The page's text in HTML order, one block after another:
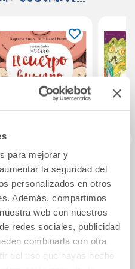
para mejorar y
la seguridad del
personalizados en otros
Además, compartimos
web con nuestros
redes sociales, publicidad
combinarla con otra
del uso que hayas hecho
El cuerpo humano
12,95€
Comprar